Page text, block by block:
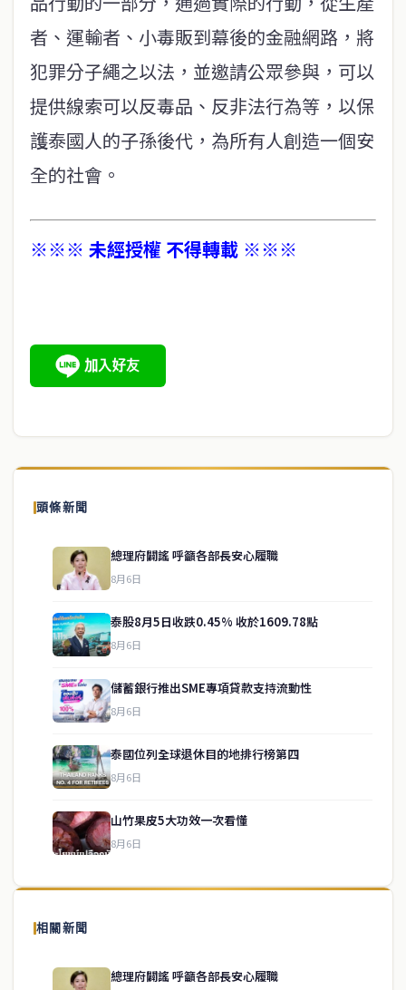
者、運輸者、小毒販到幕後的金融網路，將
犯罪分子繩之以法，並邀請公眾參與，可以
提供線索可以反毒品、反非法行為等，以保
護泰國人的子孫後代，為所有人創造一個安
全的社會。
※※※ 未經授權 不得轉載 ※※※
頭條新聞
總理府闢謠 呼籲各部長安心履職
8月6日
泰股8月5日收跌0.45% 收於1609.78點
8月6日
儲蓄銀行推出SME專項貸款支持流動性
8月6日
泰國位列全球退休目的地排行榜第四
8月6日
山竹果皮5大功效一次看懂
8月6日
相關新聞
總理府闢謠 呼籲各部長安心履職
關於我們
泰國中文新聞（TCN）是一家總部設於曼谷的中文新聞媒體，致力於
供即時、客觀、多元的中文新聞內容。
service@thaichinesenews.com